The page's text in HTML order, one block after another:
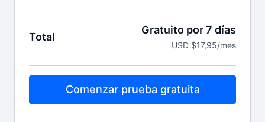
Total
Gratuito por 7 días
USD $17,95/mes
Comenzar prueba gratuita